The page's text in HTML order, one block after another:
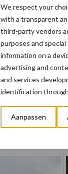
We respect your
with a transparent
third-party vendors
purposes and
information on a
advertising and
and services
identification
Aanpassen